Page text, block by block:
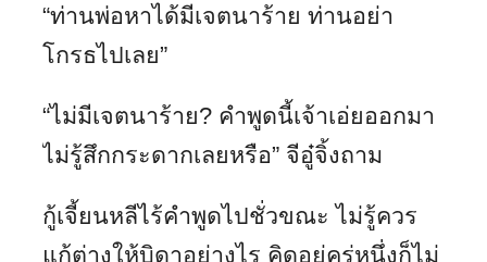
“ท่านพ่อหาได้มีเจตนาร้าย ท่านอย่า
โกรธไปเลย”
“ไม่มีเจตนาร้าย? คำพูดนี้เจ้าเอ่ยออกมา
ไม่รู้สึกกระดากเลยหรือ” จีอู๋จิ้งถาม
กู้เจี้ยนหลีไร้คำพูดไปชั่วขณะ ไม่รู้ควร
แก้ต่างให้บิดาอย่างไร คิดอยู่ครู่หนึ่งก็ไม่